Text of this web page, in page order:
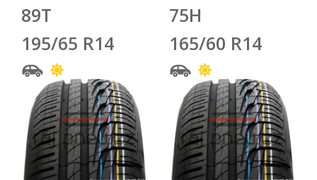
89T
195/65 R14
75H
165/60 R14